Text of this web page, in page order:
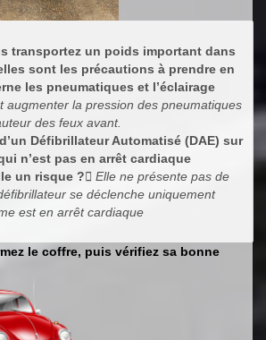
transportez un poids important dans
sont les précautions à prendre en
les pneumatiques et l’éclairage
augmenter la pression des pneumatiques
des feux avant.
Défibrillateur Automatisé (DAE) sur
n’est pas en arrêt cardiaque
un risque ? Elle ne présente pas de
se déclenche uniquement
est en arrêt cardiaque
le coffre, puis vérifiez sa bonne